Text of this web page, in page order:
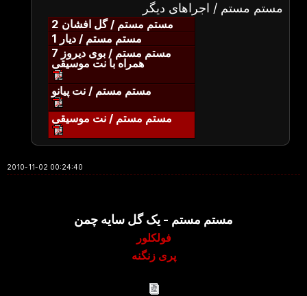
مستم مستم / اجراهای دیگر
مستم مستم / گل افشان 2
مستم مستم / دیار 1
مستم مستم / بوی دیروز 7
همراه با نت موسیقی
مستم مستم / نت پیانو
مستم مستم / نت موسیقی
2010-11-02 00:24:40
مستم مستم - یک گل سایه چمن
فولکلور
پری زنگنه